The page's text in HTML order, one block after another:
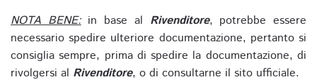
NOTA BENE:in base al Rivenditore, potrebbe essere
necessario spedire ulteriore documentazione, pertanto si
consiglia sempre, prima di spedire la documentazione, di
rivolgersi al Rivenditore, o di consultarne il sito ufficiale.